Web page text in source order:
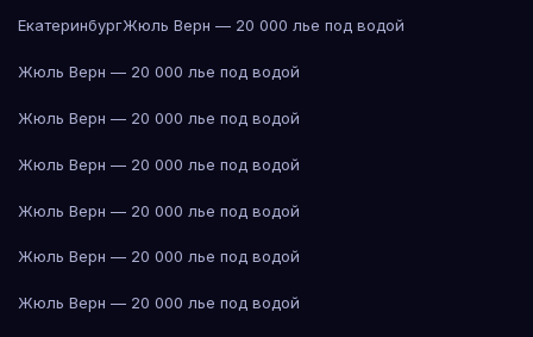
ЕкатеринбургЖюль Верн — 20 000 лье под водой
Жюль Верн — 20 000 лье под водой
Жюль Верн — 20 000 лье под водой
Жюль Верн — 20 000 лье под водой
Жюль Верн — 20 000 лье под водой
Жюль Верн — 20 000 лье под водой
Жюль Верн — 20 000 лье под водой